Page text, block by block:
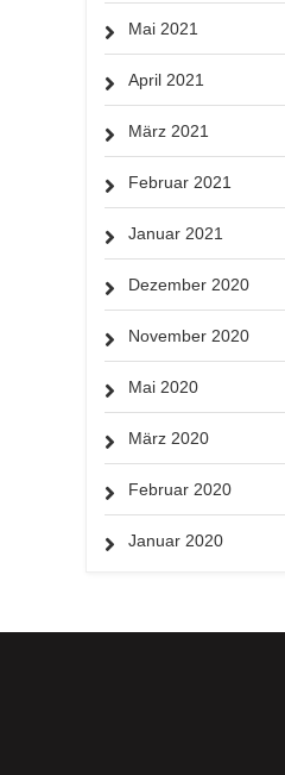
Mai 2021
April 2021
März 2021
Februar 2021
Januar 2021
Dezember 2020
November 2020
Mai 2020
März 2020
Februar 2020
Januar 2020